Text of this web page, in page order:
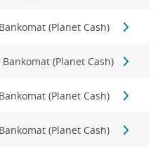
Bankomat (Planet Cash)
Bankomat (Planet Cash)
Bankomat (Planet Cash)
Bankomat (Planet Cash)